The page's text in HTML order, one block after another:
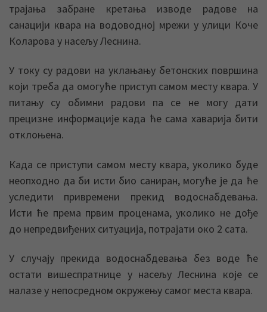
трајања забране кретања изводе радове на
санацији квара на водоводној мрежи у улици Коче
Коларова у насељу Леснина.
У току су радови на уклањању бетонских површина
који треба да омогуће приступ самом месту квара. У
питању су обимни радови па се не могу дати
прецизне информације када ће сама хаварија бити
отклоњена.
Када се приступи самом месту квара, уколико буде
неопходно да би исти био саниран, могуће је да ће
уследити привремени прекид водоснабдевања.
Исти ће према првим проценама, уколико не дође
до непредвиђених ситуација, потрајати око 2 сата.
У случају прекида водоснабдевања без воде ће
остати вишеспратнице у насељу Леснина које се
налазе у непосредном окружењу самог места квара.